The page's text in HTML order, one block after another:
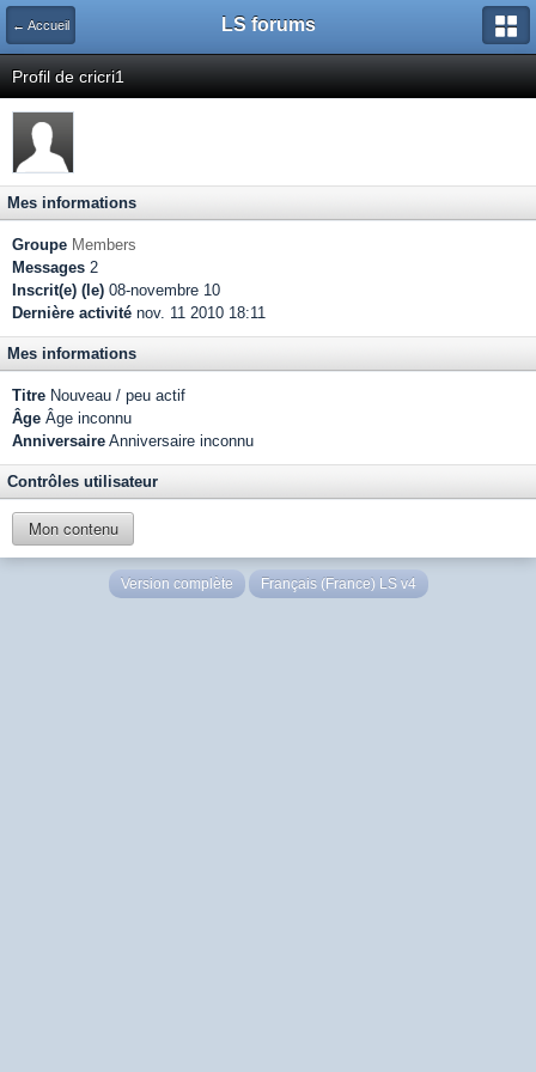
← Accueil LS forums
Profil de cricri1
Mes informations
Groupe Members
Messages 2
Inscrit(e) (le) 08-novembre 10
Dernière activité nov. 11 2010 18:11
Mes informations
Titre Nouveau / peu actif
Âge Âge inconnu
Anniversaire Anniversaire inconnu
Contrôles utilisateur
Mon contenu
Version complète Français (France) LS v4